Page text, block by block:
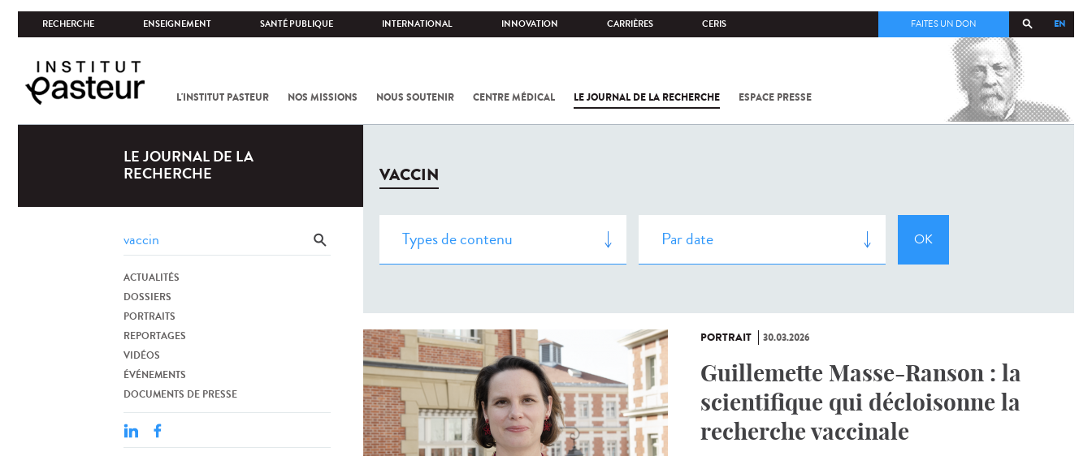
RECHERCHE ENSEIGNEMENT SANTÉ PUBLIQUE INTERNATIONAL INNOVATION CARRIÈRES CERIS EN
FAITES UN DON
L'INSTITUT PASTEUR NOS MISSIONS NOUS SOUTENIR CENTRE MÉDICAL LE JOURNAL DE LA RECHERCHE ESPACE PRESSE
COV-2 /
LE JOURNAL DE LA
RECHERCHE
ACTUALITÉS
DOSSIERS
PORTRAITS
REPORTAGES
VIDÉOS
ÉVÉNEMENTS
DOCUMENTS DE PRESSE
VACCIN
PORTRAIT 30.03.2026
Guillemette Masse-Ranson : la
scientifique qui décloisonne la
recherche vaccinale